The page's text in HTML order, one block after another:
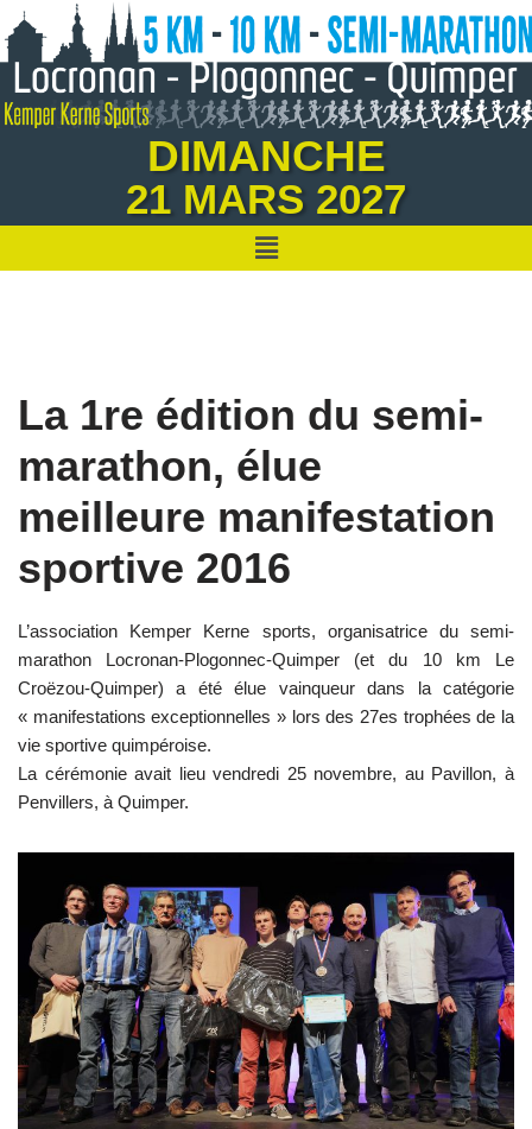
Aller
au
contenu
DIMANCHE
21 MARS 2027
La 1re édition du semi-
marathon, élue
meilleure manifestation
sportive 2016
L’association Kemper Kerne sports, organisatrice du semi-
marathon Locronan-Plogonnec-Quimper (et du 10 km Le
Croëzou-Quimper) a été élue vainqueur dans la catégorie
« manifestations exceptionnelles » lors des 27es trophées de la
vie sportive quimpéroise.
La cérémonie avait lieu vendredi 25 novembre, au Pavillon, à
Penvillers, à Quimper.